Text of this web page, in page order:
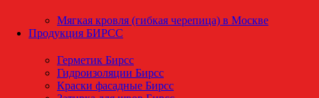
Мягкая кровля (гибкая черепица) в Москве
Продукция БИРСС
Герметик Бирсс
Гидроизоляции Бирсс
Краски фасадные Бирсс